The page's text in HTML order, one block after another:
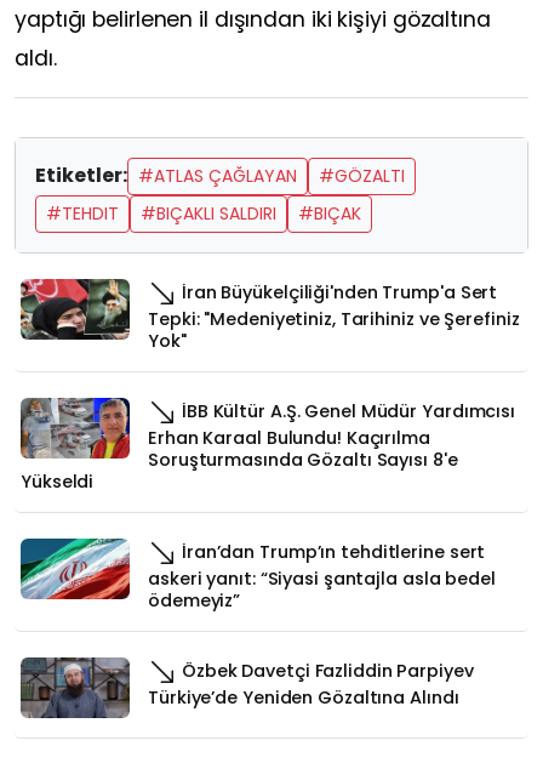
yaptığı belirlenen il dışından iki kişiyi gözaltına
aldı.
Etiketler: #ATLAS ÇAĞLAYAN
#GÖZALTI
#TEHDIT
#BIÇAKLI SALDIRI #BIÇAK
İran Büyükelçiliği'nden Trump'a Sert
Tepki: "Medeniyetiniz, Tarihiniz ve Şerefiniz
Yok"
İBB Kültür A.Ş. Genel Müdür Yardımcısı
Erhan Karaal Bulundu! Kaçırılma
Soruşturmasında Gözaltı Sayısı 8'e
Yükseldi
İran’dan Trump’ın tehditlerine sert
askeri yanıt: “Siyasi şantajla asla bedel
ödemeyiz”
Özbek Davetçi Fazliddin Parpiyev
Türkiye’de Yeniden Gözaltına Alındı